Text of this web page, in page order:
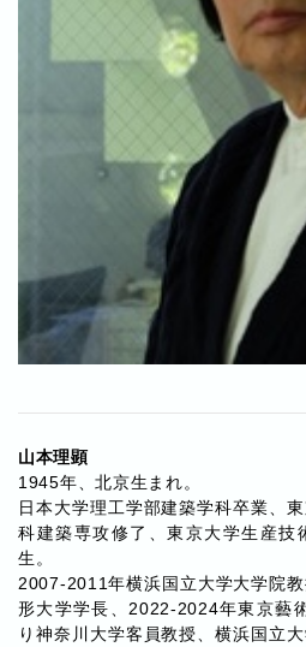
山本理顕
1945年、北京生まれ。
日本大学理工学部建築学科卒業、
科建築専攻修了、東京大学生産技
生。
2007-2011年横浜国立大学大学院
形大学学長、2022-2024年東京藝
り神奈川大学客員教授、横浜国立